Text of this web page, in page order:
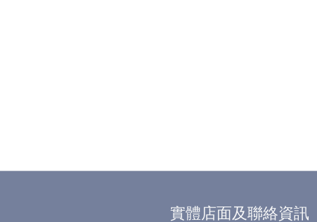
實體店面及聯絡資訊